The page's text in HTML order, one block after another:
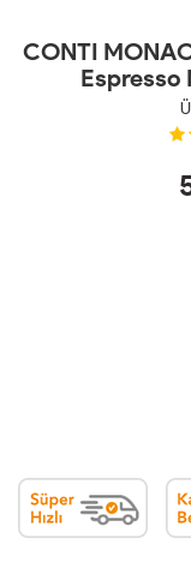
CONTI
Espresso